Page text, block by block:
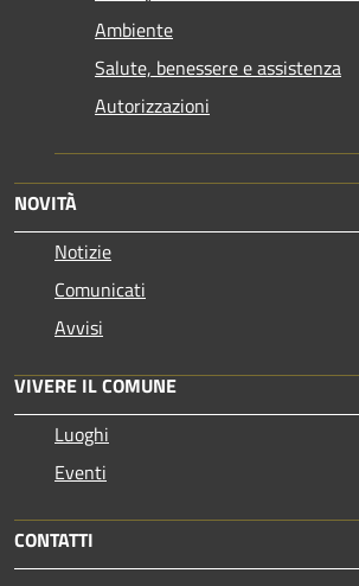
Ambiente
Salute, benessere e assistenza
Autorizzazioni
NOVITÀ
Notizie
Comunicati
Avvisi
VIVERE IL COMUNE
Luoghi
Eventi
CONTATTI